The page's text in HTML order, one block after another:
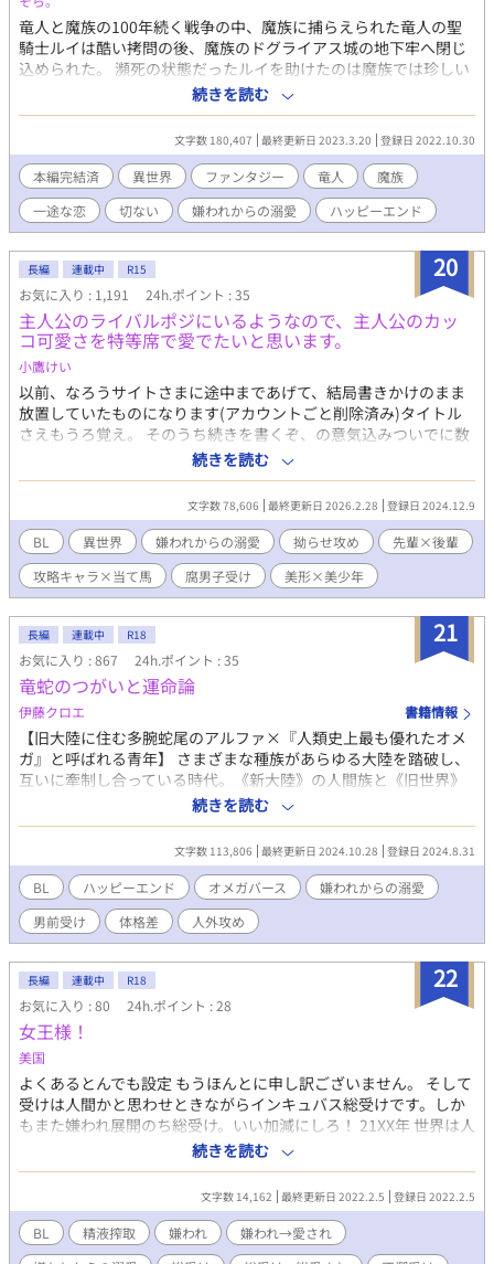
竜人と魔族の100年続く戦争の中、魔族に捕らえられた竜人の聖
騎士ルイは酷い拷問の後、魔族のドグライアス城の地下牢へ閉じ
込められた。 瀕死の状態だったルイを助けたのは魔族では珍しい
純粋純朴で寂しがりやな性格のコウモリ魔族グレイ。 グレイを利
用し魔王の討伐を企てる魔族嫌いの竜人ルイとルイに片想いして
しまった一途なグレイの恋のお話です。 お気に入り、エールあり
がとうございます！励みになります！ ふわふわ設定ですが、ハッ
ピーエンド目指して頑張りますのでよろしくお願いします(^ ^) 登
場人物が多くなってきたのでまとめました。 登場人物 グレイ コ
ウモリ魔族 ドグライアス城の雑用係 ８０歳くらい（人間年齢 ２
０歳前後） 黒髪、金の瞳 ルインハルト・クラウド（通称ルイ）
竜人 アスディア国竜人聖騎士師団長 ２８０歳（人間年齢 28歳）
髪は氷雪のような水色、瞳は夜明けの夜空色（グレイ談） ルー
フ 狼魔族 ドグライアス看守係 魔王 ドグライアスの王 ジル
ド バジリスク魔族 残虐非道な性格 気性の荒い魔族を集め、人間
界の破壊を楽しむ。ジルドの行いが竜人と魔族との戦争を起こし
た原因。 トト ワシ魔族 ほぼワシの姿をした魔族 ジルドの手下
ユーロン・シェン 竜人聖騎士副師団長 黒髮、黒目、強面 竜人聖
騎士としてプライドを持っている ルイの親友 エドワード・コーリ
ン 竜人聖騎士隊長 金髪、ロイヤルブルーの瞳が自慢 ルイより２
０歳くらい年下、ルイとユーロンに対して少し生意気 常に感情の
読めない笑顔でいる リリィ・ロバーツ 人間 ７１歳 農家の女
性。誰とでも隔たりなく接しているため魔族に対する偏見がな
い。 グレイの恋愛相談相手。 ディアルド・クラウド 竜人 クラウ
ド公爵家当主、ルイの父。 竜人聖騎士団総括司令官。 公爵家の竜
人としてのプライドが高く、仕事人間。 極度の口下手と感情表現
が不器用すぎて家族への愛情が伝わりにくい。 ジョゼフ・シン
竜人 クラウド公爵家の執事 モンド王国 地上にある人間の大国
稲川 大和 異世界人（人間） 勇者としてモンド王国の神官たち
に召喚された（当時２４歳） 料理人 大家族の長男で面倒見が良く
何事にも前向きで楽観主義 元の世界ではごく普通の青年だった
が、異世界転移の力で勇者として飛び抜けたセンスを持っている
続きを読む
文字数 180,407 最終更新日 2023.3.20 登録日 2022.10.30
本編完結済 異世界 ファンタジー 竜人
魔族
一途な恋
切ない 嫌われからの溺愛 ハッピーエンド
20
長編 連載中 R15
お気に入り : 1,191 24h.ポイント : 35
主人公のライバルポジにいるようなので、主人公のカッ
コ可愛さを特等席で愛でたいと思います。
小鷹けい
以前、なろうサイトさまに途中まであげて、結局書きかけのまま
放置していたものになります(アカウントごと削除済み)タイトル
さえもうろ覚え。 そのうち続きを書くぞ、の意気込みついでに数
話分投稿させていただきます。 先輩×後輩 攻略キャラ×当て馬キ
ャラ 総受けではありません。 嫌われ→からの溺愛。こちらも面倒
くさい拗らせ攻めです。 ある日、目が覚めたら大好きだったＢＬ
ゲームの当て馬キャラになっていた。死んだ覚えはないが、その
キャラクターとして生きてきた期間の記憶もある。 だけど、ここ
でひとつ問題が……。『おれ』の推し、『僕』が今まで嫌がらせ
し続けてきた、このゲームの主人公キャラなんだよね……。 え、
イジめなきゃダメなの？？死ぬほど嫌なんだけど。絶対嫌でし
ょ……。 でも、主人公が攻略キャラとＢＬしてるところはなんと
しても見たい！！ひっそりと。なんなら近くで見たい！！ ……っ
て、なったライバルポジとして生きることになった『おれ(僕)』
が、主人公と仲良くしつつ、攻略キャラを巻き込んでひっそり推
し活する……みたいな話です。 本来なら当て馬キャラとして冷た
くあしらわれ、手酷くフラれるはずの『ハルカ先輩』から、バグ
なのかなんなのか徐々に距離を詰めてこられて戸惑いまくる当て
馬の話。 こちらは、ゆるゆる不定期更新になります。
続きを読む
文字数 78,606 最終更新日 2026.2.28 登録日 2024.12.9
BL 異世界 嫌われからの溺愛 拗らせ攻め
先輩×後輩
攻略キャラ×当て馬
腐男子受け 美形×美少年
21
長編 連載中 R18
お気に入り : 867 24h.ポイント : 35
竜蛇のつがいと運命論
伊藤クロエ 書籍情報
【旧大陸に住む多腕蛇尾のアルファ×『人類史上最も優れたオメ
ガ』と呼ばれる青年】 さまざまな種族があらゆる大陸を踏破し、
互いに牽制し合っている時代。《新大陸》の人間族と《旧世界》
の竜蛇族との間に婚姻話が持ち上がった。 古の蛇神の血をひくと
いうアルファのヴィハーン。ずっとアルファだと思われていたほ
ど優秀なオメガのカイル。 相手を”未開の蛮族”と罵る母たちの反
対を押し切って、カイルは未知なる《旧世界》へ向かう。そこで
お見合い相手のヴィハーンとある密約を交わすが―――― 《運
命》を信じられない「アルファらしくない人外アルファ」と「オ
メガらしくない人間オメガくん」が一緒に恋と友情を育んでいく
話。 ・受けくんはオメガだけど長身で割とつよいです ・人外攻め
さんは顔は人間っぽいけど多腕＋ぶっとい尻尾の持ち主です ・出
産＆子育てはしません ・オメガバースといいつつあんまりドラマ
チックな出来事とかはない、のんびりしたお話です
続きを読む
文字数 113,806 最終更新日 2024.10.28 登録日 2024.8.31
BL ハッピーエンド オメガバース
嫌われからの溺愛
男前受け
体格差 人外攻め
22
長編 連載中 R18
お気に入り : 80 24h.ポイント : 28
女王様！
美国
よくあるとんでも設定 もうほんとに申し訳ございません。 そして
受けは人間かと思わせときながらインキュバス総受けです。しか
もまた嫌われ展開のち総受け。いい加減にしろ！ 21XX年 世界は人
間以外のものによって支配されていた。といっても、人間に全く
人権がないわけではなく、これまで通り生活している人もいる。
だが、特に貧困層は、あのものたちに頼って行きて行くしか他な
かった。マフィアやヤクザなどに変わって世界の裏の部分を支配
していたのは、100年前に地球にやってきた、インキュバスたち
であった。 彼らは、人間に危害を及ぼすことはなかった。彼らの
続きを読む
文字数 14,162 最終更新日 2022.2.5 登録日 2022.2.5
BL 精液搾取 嫌われ
嫌われ→愛され